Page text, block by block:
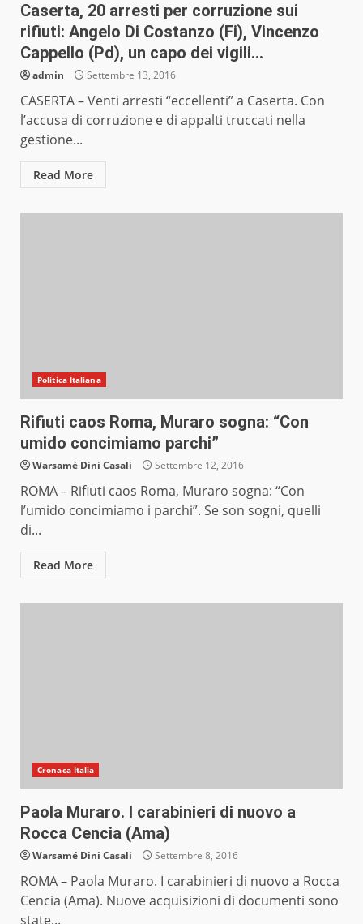
Caserta, 20 arresti per corruzione sui
rifiuti: Angelo Di Costanzo (Fi), Vincenzo
Cappello (Pd), un capo dei vigili…
admin Settembre 13, 2016
CASERTA – Venti arresti “eccellenti” a Caserta. Con
l’accusa di corruzione e di appalti truccati nella
gestione...
Read More
Politica Italiana
Rifiuti caos Roma, Muraro sogna: “Con
umido concimiamo parchi”
Warsamé Dini Casali Settembre 12, 2016
ROMA – Rifiuti caos Roma, Muraro sogna: “Con
l’umido concimiamo i parchi”. Se son sogni, quelli
di...
Read More
Cronaca Italia
Paola Muraro. I carabinieri di nuovo a
Rocca Cencia (Ama)
Warsamé Dini Casali Settembre 8, 2016
ROMA – Paola Muraro. I carabinieri di nuovo a Rocca
Cencia (Ama). Nuove acquisizioni di documenti sono
state...